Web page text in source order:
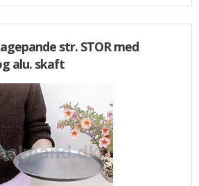
str. STOR med
alu. skaft